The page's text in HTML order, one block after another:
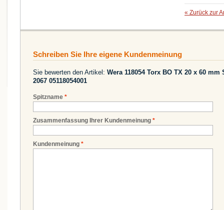
« Zurück zur
Schreiben Sie Ihre eigene Kundenmeinung
Sie bewerten den Artikel: Wera 118054 Torx BO TX 20 x 60
2067 05118054001
*
Spitzname
*
Zusammenfassung Ihrer Kundenmeinung
*
Kundenmeinung